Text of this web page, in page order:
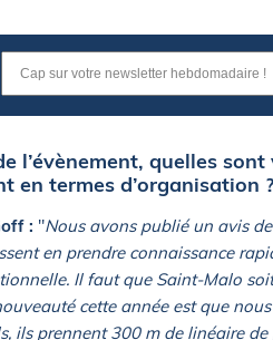
l’évènement, quelles
en termes d’organisation ?
: "Nous avons publié un avis
en prendre connaissance
Il faut que Saint-Malo
cette année est que
ils prennent 300 m de linéaire